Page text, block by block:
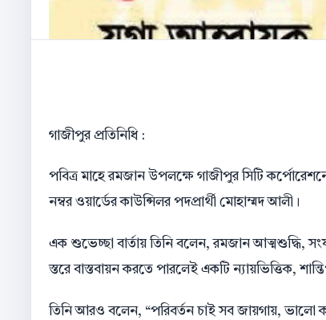
গাজীপুর প্রতিনিধি :
পবিত্র মাহে রমজান উপলক্ষে গাজীপুর সিটি
নম্বর ওয়ার্ডের কাউন্সিলর পদপ্রার্থী মোহাম্মদ আলী।
এক শুভেচ্ছা বার্তায় তিনি বলেন, রমজান আত্মশুদ্ধি,
স্তরে বাস্তবায়ন করতে পারলেই একটি ন্যায়ভিত্তিক,
তিনি আরও বলেন, “পরিবর্তন চাই সব জায়গায়, ভালো